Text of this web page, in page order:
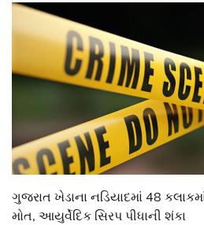
ગુજરાત ખેડાના નડિયાદમાં 48
મોત, આયુર્વેદિક સિરપ પીધાની શંકા